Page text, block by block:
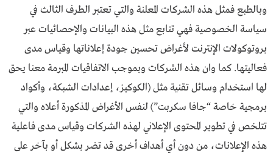
وبالطبع فمثل هذه الشركات المعلنة والتي تعتبر الطرف الثالث في
سياسة الخصوصية فهي تتابع مثل هذه البيانات والإحصائيات عبر
بروتوكولات الإنترنت لأغراض تحسين جودة إعلاناتها وقياس مدى
فعاليتها. كما وان هذه الشركات وبموجب الاتفاقيات المبرمة معنا يحق
لها استخدام وسائل تقنية مثل (الكوكيز، إعدادات الشبكة، وأكواد
برمجية خاصة “جافا سكربت”) لنفس الأغراض المذكورة أعلاه والتي
تتلخص في تطوير المحتوى الإعلاني لهذه الشركات وقياس مدى فاعلية
هذه الإعلانات، من دون أي أهداف أخرى قد تضر بشكل أو بآخر على